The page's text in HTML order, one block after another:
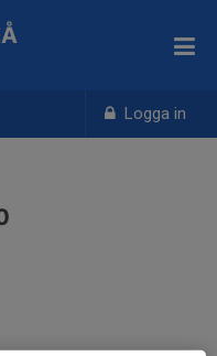
Logga in